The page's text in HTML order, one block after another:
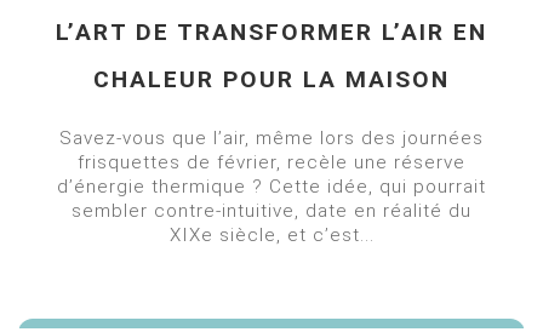
L’ART DE TRANSFORMER L’AIR EN
CHALEUR POUR LA MAISON
Savez-vous que l’air, même lors des journées
frisquettes de février, recèle une réserve
d’énergie thermique ? Cette idée, qui pourrait
sembler contre-intuitive, date en réalité du
XIXe siècle, et c’est...